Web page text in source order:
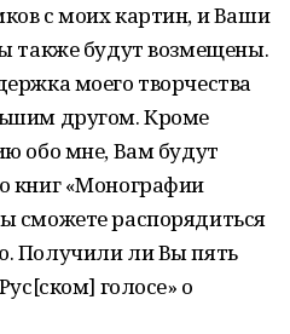
с моих картин, и Ваши
также будут возмещены.
моего творчества
другом. Кроме
обо мне, Вам будут
книг «Монографии
сможете распорядиться
Получили ли Вы пять
голосе» о